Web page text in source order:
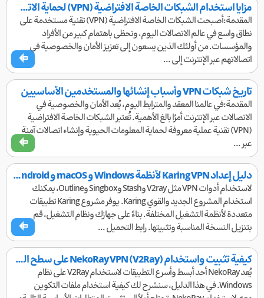
مزايا استخدام الشبكات الخاصة الافتراضية (VPN) لحماية الاتصال والخصوصية
المقدمة:أصبحت الشبكات الخاصة الافتراضية (VPN) تقنية مستخدمة على
نطاق واسع في عالم الاتصالات اليوم، وتحظى باهتمام كبير من الأفراد
والمؤسسات. من أولئك الذين يسعون إلى تعزيز الأمان والخصوصية في
اتصالاتهم عبر الإنترنت إلى ...
تاريخ شبكات VPN وأسباب إنشائها والمستخدمين الأساسيين
المقدمة:في عالمنا المعقد والمترابط اليوم، يُعد الأمان والخصوصية في
الاتصالات عبر الإنترنت أمرًا بالغ الأهمية. تُعتبر الشبكات الخاصة الافتراضية
(VPN) تقنية عملية معروفة لحماية المعلومات الحيوية وإنشاء اتصالات آمنة
عبر ...
دليل إعداد Karing VPN لأنظمة Windows و macOS و Android و iOS
لاستخدام أدوات VPN مثل V2ray وStash وSingbox وOutline، يمكنك
استخدام المشروع الجديد والقوي Karing. يوفر مشروع Karing تطبيقات
متعددة لأنظمة التشغيل المختلفة. بناءً على جهازك ونظام التشغيل، قم
بتنزيل النسخة المناسبة وتثبيتها. رابط التحميل ...
كيفية تثبيت واستخدام NekoRay VPN (V2Ray) على سطح المكتب
يُعد NekoRay أحد أبسط وأسرع التطبيقات لاستخدام V2Ray على نظام
Windows. في هذا الدليل، سنشرح لك كيفية استخدام ملفات التكوين